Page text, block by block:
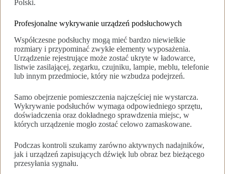
Polski.
Profesjonalne wykrywanie urządzeń podsłuchowych
Współczesne podsłuchy mogą mieć bardzo niewielkie
rozmiary i przypominać zwykłe elementy wyposażenia.
Urządzenie rejestrujące może zostać ukryte w ładowarce,
listwie zasilającej, zegarku, czujniku, lampie, meblu, telefonie
lub innym przedmiocie, który nie wzbudza podejrzeń.
Samo obejrzenie pomieszczenia najczęściej nie wystarcza.
Wykrywanie podsłuchów wymaga odpowiedniego sprzętu,
doświadczenia oraz dokładnego sprawdzenia miejsc, w
których urządzenie mogło zostać celowo zamaskowane.
Podczas kontroli szukamy zarówno aktywnych nadajników,
jak i urządzeń zapisujących dźwięk lub obraz bez bieżącego
przesyłania sygnału.